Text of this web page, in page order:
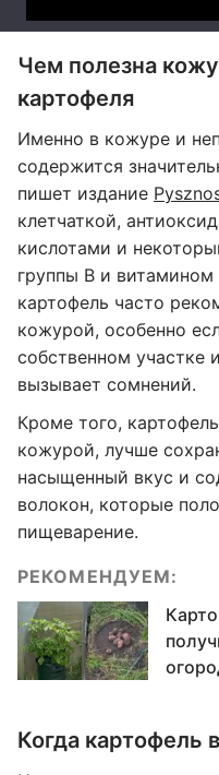
Чем полезна
картофеля
Именно в кожуре и
содержится
пишет издание
клетчаткой,
кислотами и
группы B и
картофель часто
кожурой, особенно
собственном участке
вызывает сомнений.
Кроме того,
кожурой, лучше
насыщенный вкус и
волокон, которые
пищеварение.
РЕКОМЕНДУЕМ:
Когда картофель